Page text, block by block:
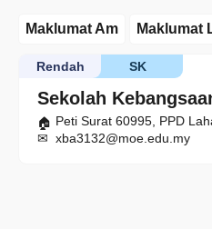
Maklumat Am Maklumat
Sekolah
SK
Rendah
Peti Surat 60995, PPD
xba3132@moe.edu.my